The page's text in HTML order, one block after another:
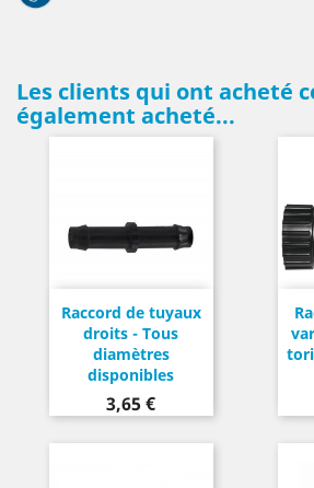
Les clients qui ont acheté
également acheté...
Raccord de tuyaux
droits - Tous
diamètres
disponibles
Prix
3,65 €